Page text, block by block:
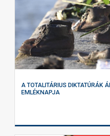
A TOTALITÁRIUS DIKTATÚRÁK
EMLÉKNAPJA